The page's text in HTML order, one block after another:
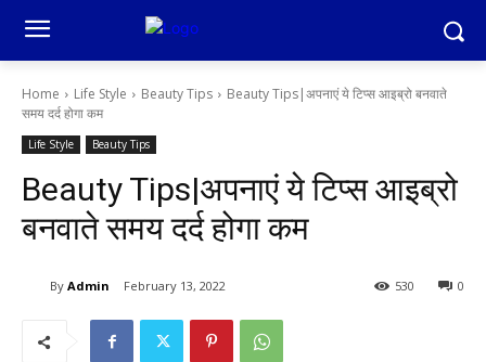
Home Life Style Beauty Tips
Beauty Tips|अपनाएं ये टिप्स आइब्रो बनवाते
समय दर्द होगा कम
Life Style Beauty Tips
Beauty Tips|अपनाएं ये टिप्स आइब्रो
बनवाते समय दर्द होगा कम
By Admin February 13, 2022 0
530